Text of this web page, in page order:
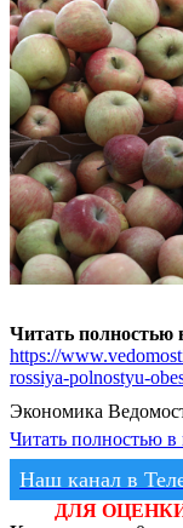
Читать полностью
https://
rossiya-polnostyu-
Экономика
Читать полностью в
Наш канал в
ДЛЯ